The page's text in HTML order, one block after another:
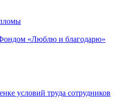
«Люблю и благодарю»
условий труда сотрудников